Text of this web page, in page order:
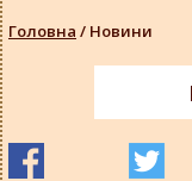
Головна / Новини